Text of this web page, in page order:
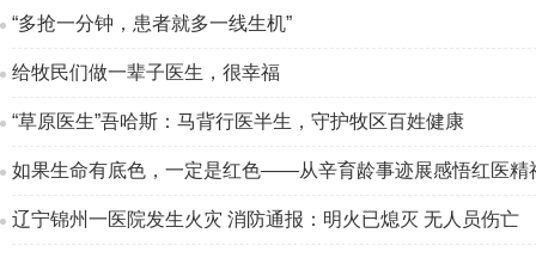
“多抢一分钟，患者就多一线生机”
给牧民们做一辈子医生，很幸福
“草原医生”吾哈斯：马背行医半生，守护牧区百姓健康
如果生命有底色，一定是红色——从辛育龄事迹展感悟红医精
辽宁锦州一医院发生火灾 消防通报：明火已熄灭 无人员伤亡